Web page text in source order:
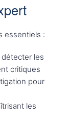
essentiels :
détecter les
critiques
pour
les